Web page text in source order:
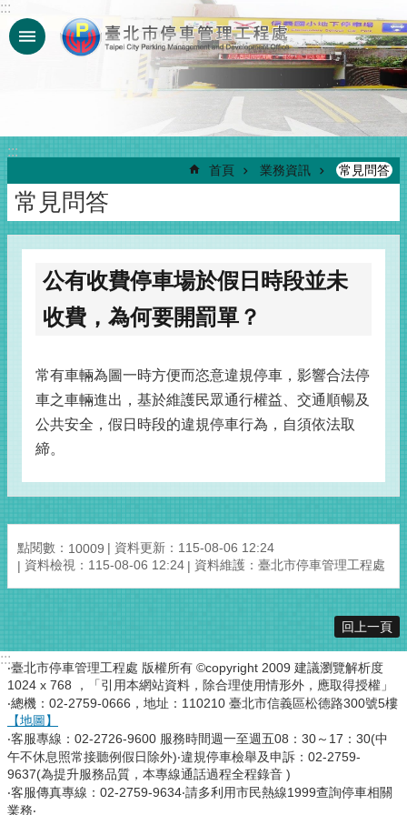
跳到主要內容區塊
:::
:::
首頁 業務資訊 常見問答
常見問答
公有收費停車場於假日時段並未
收費，為何要開罰單？
常有車輛為圖一時方便而恣意違規停車，影響合法停
車之車輛進出，基於維護民眾通行權益、交通順暢及
公共安全，假日時段的違規停車行為，自須依法取
締。
點閱數： 10009
資料更新：115-08-06 12:24
資料檢視：115-08-06 12:24
資料維護：臺北市停車管理工程處
回上一頁
:::
‧臺北市停車管理工程處 版權所有 ©copyright 2009 建議瀏覽解析度
1024 x 768 ，「引用本網站資料，除合理使用情形外，應取得授權」
‧總機：02-2759-0666，地址：110210 臺北市信義區松德路300號5樓
【地圖】
‧客服專線：02-2726-9600 服務時間週一至週五08：30～17：30(中
午不休息照常接聽例假日除外)‧違規停車檢舉及申訴：02-2759-
9637(為提升服務品質，本專線通話過程全程錄音 )
‧客服傳真專線：02-2759-9634‧請多利用市民熱線1999查詢停車相關
業務‧